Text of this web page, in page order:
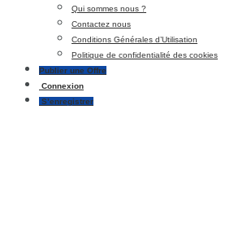
Qui sommes nous ?
Contactez nous
Conditions Générales d’Utilisation
Politique de confidentialité des cookies
Publier une Offre
Connexion
S’enregistrer